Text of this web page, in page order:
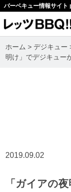
バーベキュー情報サイ
ホーム >デジキュー
明け」でデジキュー
2019.09.02
「ガイアの